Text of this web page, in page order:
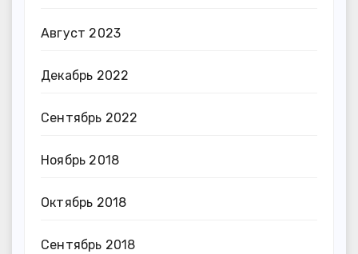
Август 2023
Декабрь 2022
Сентябрь 2022
Ноябрь 2018
Октябрь 2018
Сентябрь 2018